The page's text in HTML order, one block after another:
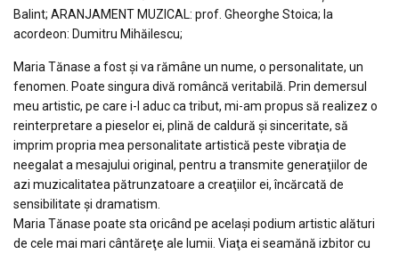
Balint; ARANJAMENT MUZICAL: prof. Gheorghe Stoica; la
acordeon: Dumitru Mihăilescu;
Maria Tănase a fost și va rămâne un nume, o personalitate, un
fenomen. Poate singura divă româncă veritabilă. Prin demersul
meu artistic, pe care i-l aduc ca tribut, mi-am propus să realizez o
reinterpretare a pieselor ei, plină de caldură şi sinceritate, să
imprim propria mea personalitate artistică peste vibraţia de
neegalat a mesajului original, pentru a transmite generaţiilor de
azi muzicalitatea pătrunzatoare a creaţiilor ei, încărcată de
sensibilitate şi dramatism.
Maria Tănase poate sta oricând pe acelaşi podium artistic alături
de cele mai mari cântăreţe ale lumii. Viaţa ei seamănă izbitor cu